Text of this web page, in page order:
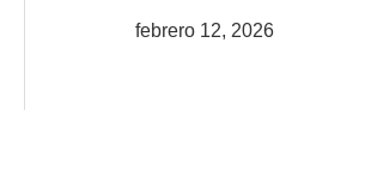
febrero 12, 2026